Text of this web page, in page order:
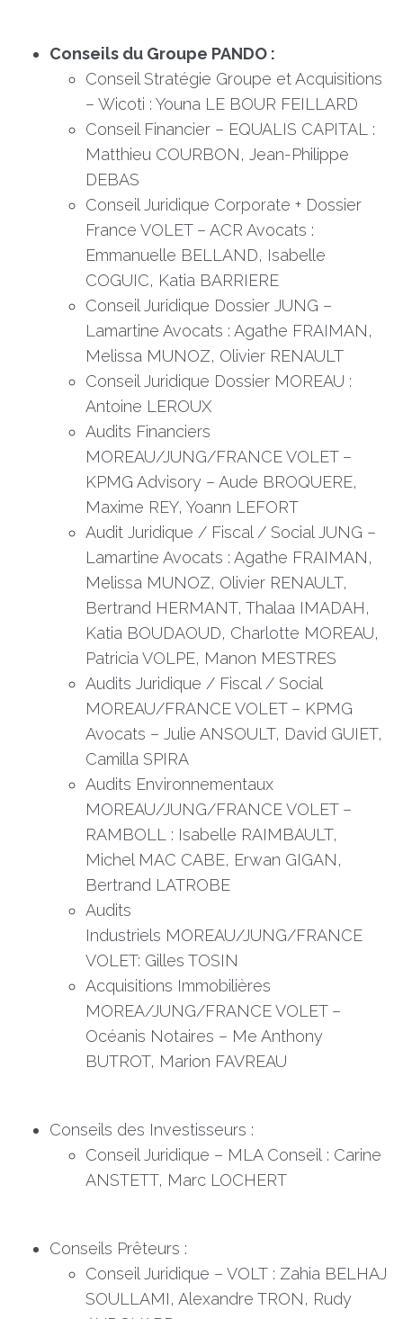
Conseils du Groupe PANDO :
Conseil Stratégie Groupe et Acquisitions
– Wicoti : Youna LE BOUR FEILLARD
Conseil Financier – EQUALIS CAPITAL :
Matthieu COURBON, Jean-Philippe
DEBAS
Conseil Juridique Corporate + Dossier
France VOLET – ACR Avocats :
Emmanuelle BELLAND, Isabelle
COGUIC, Katia BARRIERE
Conseil Juridique Dossier JUNG –
Lamartine Avocats : Agathe FRAIMAN,
Melissa MUNOZ, Olivier RENAULT
Conseil Juridique Dossier MOREAU :
Antoine LEROUX
Audits Financiers
MOREAU/JUNG/FRANCE VOLET –
KPMG Advisory – Aude BROQUERE,
Maxime REY, Yoann LEFORT
Audit Juridique / Fiscal / Social JUNG –
Lamartine Avocats : Agathe FRAIMAN,
Melissa MUNOZ, Olivier RENAULT,
Bertrand HERMANT, Thalaa IMADAH,
Katia BOUDAOUD, Charlotte MOREAU,
Patricia VOLPE, Manon MESTRES
Audits Juridique / Fiscal / Social
MOREAU/FRANCE VOLET – KPMG
Avocats – Julie ANSOULT, David GUIET,
Camilla SPIRA
Audits Environnementaux
MOREAU/JUNG/FRANCE VOLET –
RAMBOLL : Isabelle RAIMBAULT,
Michel MAC CABE, Erwan GIGAN,
Bertrand LATROBE
Audits
Industriels MOREAU/JUNG/FRANCE
VOLET: Gilles TOSIN
Acquisitions Immobilières
MOREA/JUNG/FRANCE VOLET –
Océanis Notaires – Me Anthony
BUTROT, Marion FAVREAU
Conseils des Investisseurs :
Conseil Juridique – MLA Conseil : Carine
ANSTETT, Marc LOCHERT
Conseils Prêteurs :
Conseil Juridique – VOLT : Zahia BELHAJ
SOULLAMI, Alexandre TRON, Rudy